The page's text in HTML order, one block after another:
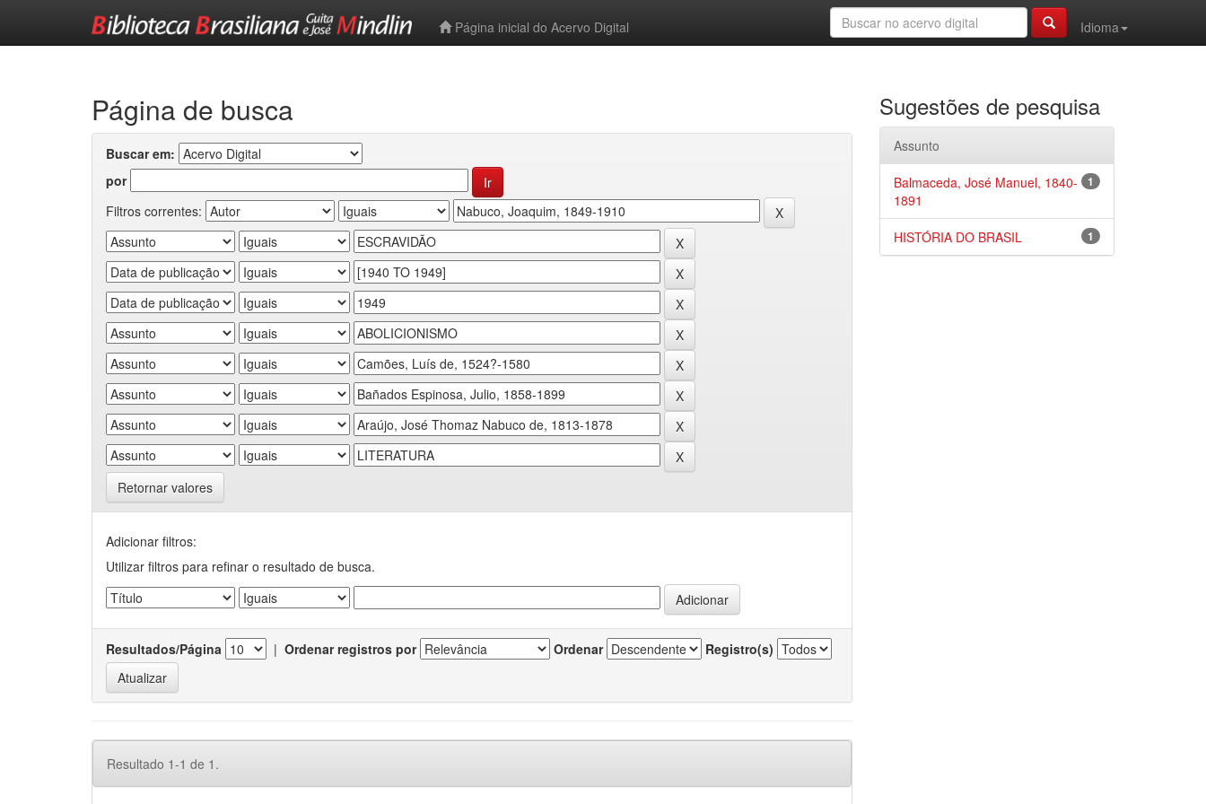
Página inicial do Acervo Digital
Idioma
Página de busca
Buscar em:
por
Filtros correntes:
Retornar valores
Adicionar filtros:
Utilizar filtros para refinar o resultado de busca.
Resultados/Página | Ordenar registros por Ordenar Registro(s)
Resultado 1-1 de 1.
Sugestões de pesquisa
Assunto
1
Balmaceda, José Manuel, 1840-
1891
1
HISTÓRIA DO BRASIL